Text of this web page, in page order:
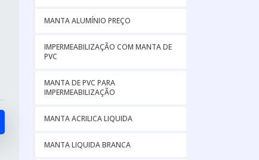
MANTA ALUMÍNIO PREÇO
IMPERMEABILIZAÇÃO COM MANTA DE
PVC
MANTA DE PVC PARA
IMPERMEABILIZAÇÃO
MANTA ACRILICA LIQUIDA
MANTA LIQUIDA BRANCA